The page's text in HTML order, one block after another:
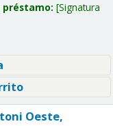
préstamo: Signatura
Oeste,